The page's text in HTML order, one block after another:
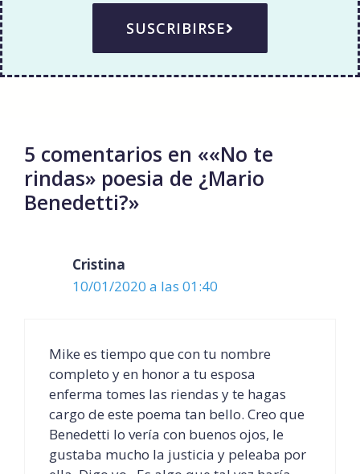
SUSCRIBIRSE
5 comentarios en ««No te
rindas» poesia de ¿Mario
Benedetti?»
Cristina
10/01/2020 a las 01:40
Mike es tiempo que con tu nombre
completo y en honor a tu esposa
enferma tomes las riendas y te hagas
cargo de este poema tan bello. Creo que
Benedetti lo vería con buenos ojos, le
gustaba mucho la justicia y peleaba por